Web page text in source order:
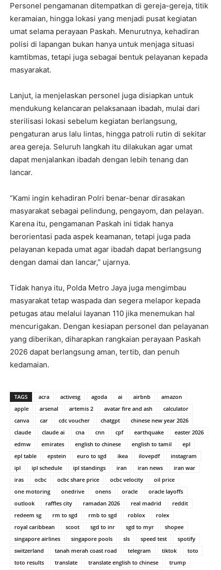
Personel pengamanan ditempatkan di gereja-gereja, titik
keramaian, hingga lokasi yang menjadi pusat kegiatan
umat selama perayaan Paskah. Menurutnya, kehadiran
polisi di lapangan bukan hanya untuk menjaga situasi
kamtibmas, tetapi juga sebagai bentuk pelayanan kepada
masyarakat.
Lanjut, ia menjelaskan personel juga disiapkan untuk
mendukung kelancaran pelaksanaan ibadah, mulai dari
sterilisasi lokasi sebelum kegiatan berlangsung,
pengaturan arus lalu lintas, hingga patroli rutin di sekitar
area gereja. Seluruh langkah itu dilakukan agar umat
dapat menjalankan ibadah dengan lebih tenang dan
lancar.
“Kami ingin kehadiran Polri benar-benar dirasakan
masyarakat sebagai pelindung, pengayom, dan pelayan.
Karena itu, pengamanan Paskah ini tidak hanya
berorientasi pada aspek keamanan, tetapi juga pada
pelayanan kepada umat agar ibadah dapat berlangsung
dengan damai dan lancar,” ujarnya.
Tidak hanya itu, Polda Metro Jaya juga mengimbau
masyarakat tetap waspada dan segera melapor kepada
petugas atau melalui layanan 110 jika menemukan hal
mencurigakan. Dengan kesiapan personel dan pelayanan
yang diberikan, diharapkan rangkaian perayaan Paskah
2026 dapat berlangsung aman, tertib, dan penuh
kedamaian.
TAGS acra activesg agoda ai airbnb
amazon
apple
arsenal artemis 2 avatar fire and ash
calculator
canva
car cdc voucher chatgpt
chinese new year 2026
claude
claude ai cna cnn cpf earthquake
easter 2026
edmw
emirates english to chinese english to tamil
epl
epl table
epstein euro to sgd ikea ilovepdf
instagram
ipl
ipl schedule ipl standings iran iran news
iran war
iras
ocbc ocbc share price ocbc velocity
oil price
one motoring
onedrive onens oracle
oracle layoffs
outlook
raffles city ramadan 2026 real madrid
reddit
redeem sg
rm to sgd rmb to sgd roblox
rolex
royal caribbean
scoot sgd to inr sgd to myr
shopee
singapore airlines
singapore pools sls speed test
spotify
switzerland
tanah merah coast road telegram tiktok
toto
toto results
translate translate english to chinese trump